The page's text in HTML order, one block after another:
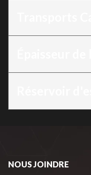
NOUS JOINDRE